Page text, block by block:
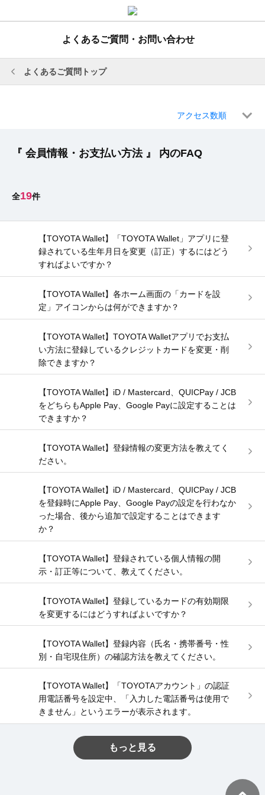
よくあるご質問・お問い合わせ
よくあるご質問トップ
アクセス数順
『 会員情報・お支払い方法 』 内のFAQ
19
【TOYOTA Wallet】「TOYOTA Wallet」アプリに登
録されている生年月日を変更（訂正）するにはどう
すればよいですか？
【TOYOTA Wallet】各ホーム画面の「カードを設
定」アイコンからは何ができますか？
【TOYOTA Wallet】TOYOTA Walletアプリでお支払
い方法に登録しているクレジットカードを変更・削
除できますか？
【TOYOTA Wallet】iD / Mastercard、QUICPay / JCB
をどちらもApple Pay、Google Payに設定することは
できますか？
【TOYOTA Wallet】登録情報の変更方法を教えてく
ださい。
【TOYOTA Wallet】iD / Mastercard、QUICPay / JCB
を登録時にApple Pay、Google Payの設定を行わなか
った場合、後から追加で設定することはできます
か？
【TOYOTA Wallet】登録されている個人情報の開
示・訂正等について、教えてください。
【TOYOTA Wallet】登録しているカードの有効期限
を変更するにはどうすればよいですか？
【TOYOTA Wallet】登録内容（氏名・携帯番号・性
別・自宅現住所）の確認方法を教えてください。
【TOYOTA Wallet】「TOYOTAアカウント」の認証
用電話番号を設定中、「入力した電話番号は使用で
きません」というエラーが表示されます。
もっと見る